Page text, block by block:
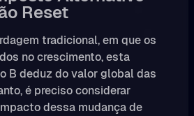
Reset
tradicional, em que os
no crescimento, esta
B deduz do valor global das
é preciso considerar
dessa mudança de